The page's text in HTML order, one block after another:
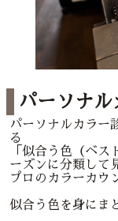
パーソナル
パーソナルカラー
る
「似合う色（ベ
ーズンに分類して
プロのカラーカウ
似合う色を身にま